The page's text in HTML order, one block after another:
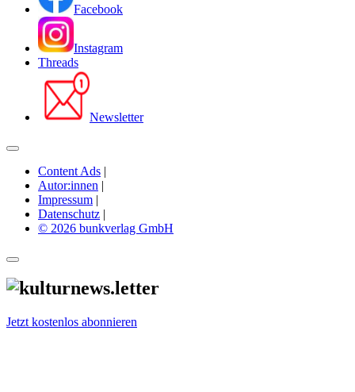
Facebook
Instagram
Threads
Newsletter
Content Ads |
Autor:innen |
Impressum |
Datenschutz |
© 2026 bunkverlag GmbH
Jetzt kostenlos abonnieren